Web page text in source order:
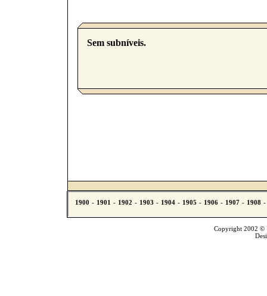
Sem subníveis.
Copyright 2002 ©